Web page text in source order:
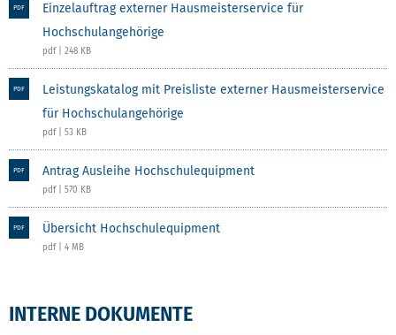
PDF
Einzelauftrag externer Hausmeisterservice für
Hochschulangehörige
pdf | 248 KB
PDF
Leistungskatalog mit Preisliste externer Hausmeisterservice
für Hochschulangehörige
pdf | 53 KB
PDF Antrag Ausleihe Hochschulequipment
pdf | 570 KB
PDF Übersicht Hochschulequipment
pdf | 4 MB
INTERNE DOKUMENTE